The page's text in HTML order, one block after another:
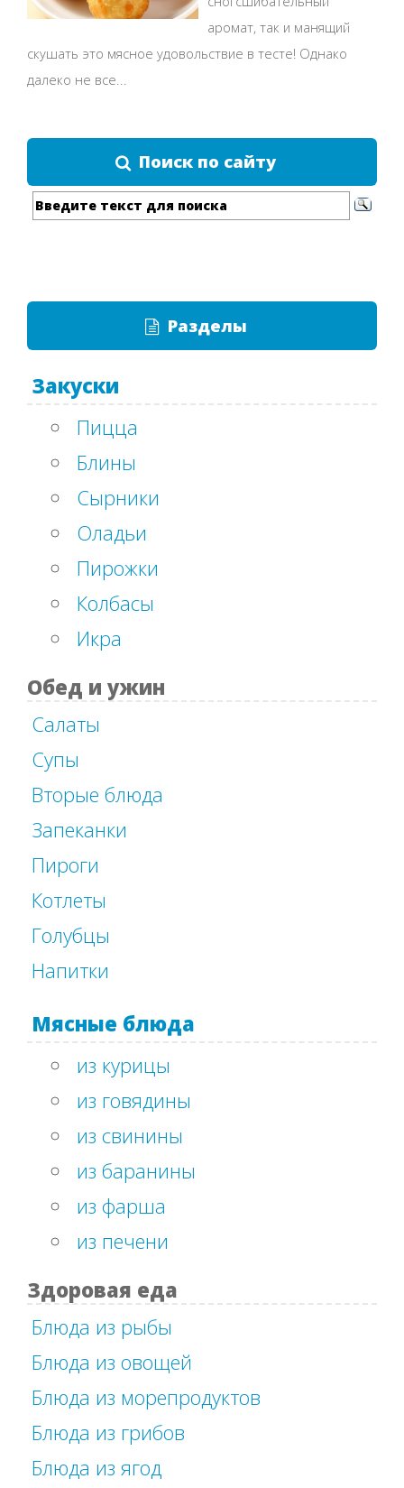
аромат, так и манящий
скушать это мясное удовольствие в тесте! Однако
далеко не все...
Поиск по сайту
Разделы
Закуски
Пицца
Блины
Сырники
Оладьи
Пирожки
Колбасы
Икра
Обед и ужин
Салаты
Супы
Вторые блюда
Запеканки
Пироги
Котлеты
Голубцы
Напитки
Мясные блюда
из курицы
из говядины
из свинины
из баранины
из фарша
из печени
Здоровая еда
Блюда из рыбы
Блюда из овощей
Блюда из морепродуктов
Блюда из грибов
Блюда из ягод